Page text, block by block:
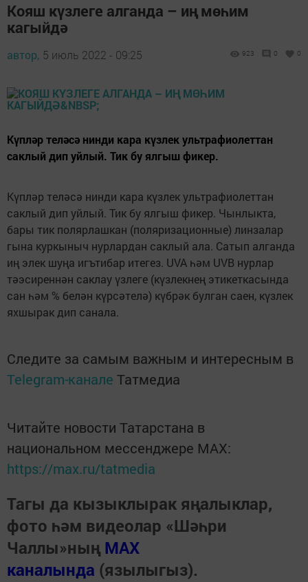
Кояш күзлеге алганда – иң мөһим
кагыйдә
автор, 5 июль 2022 - 09:25 923 0 0
Күпләр теләсә нинди кара күзлек ультрафиолеттан
саклый дип уйлый. Тик бу ялгыш фикер.
Күпләр теләсә нинди кара күзлек ультрафиолеттан
саклый дип уйлый. Тик бу ялгыш фикер. Чынлыкта,
бары тик полярлашкан (поляризационные) линзалар
гына куркыныч нурлардан саклый ала. Сатып алганда
иң элек шуңа игътибар итегез. UVA һәм UVB нурлар
тәэсиреннән саклау үзлеге (күзлекнең этикеткасында
сан һәм % белән күрсәтелә) күбрәк булган саен, күзлек
яхшырак дип санала.
Следите за самым важным и интересным в
Telegram-канале Татмедиа
Читайте новости Татарстана в
национальном мессенджере MАХ:
https://max.ru/tatmedia
Тагы да кызыклырак яңалыклар,
фото һәм видеолар «Шәһри
Чаллы»ның MAX
каналында (язылыгыз).